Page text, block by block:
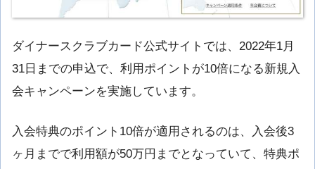
ダイナースクラブカード公式サイトでは、2022年1月
31日までの申込で、利用ポイントが10倍になる新規入
会キャンペーンを実施しています。
入会特典のポイント10倍が適用されるのは、入会後3
ヶ月までで利用額が50万円までとなっていて、特典ポ